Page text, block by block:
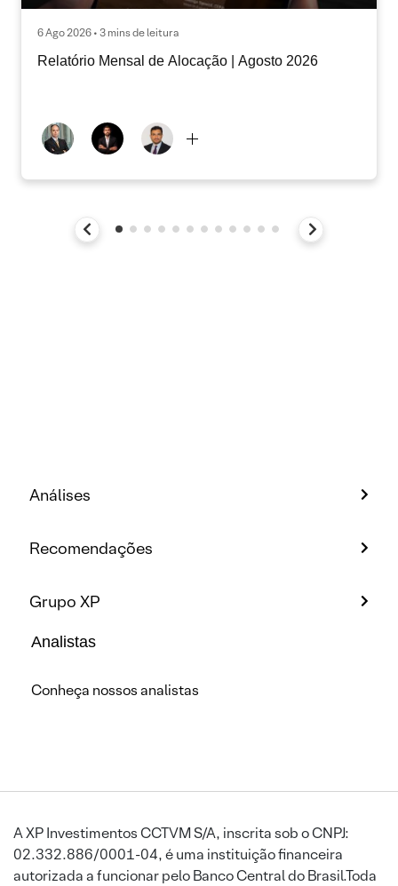
6 Ago 2026 • 3 mins de leitura
Relatório Mensal de Alocação | Agosto 2026
Análises
Recomendações
Grupo XP
Analistas
Conheça nossos analistas
A XP Investimentos CCTVM S/A, inscrita sob o CNPJ:
02.332.886/0001-04, é uma instituição financeira
autorizada a funcionar pelo Banco Central do Brasil.Toda